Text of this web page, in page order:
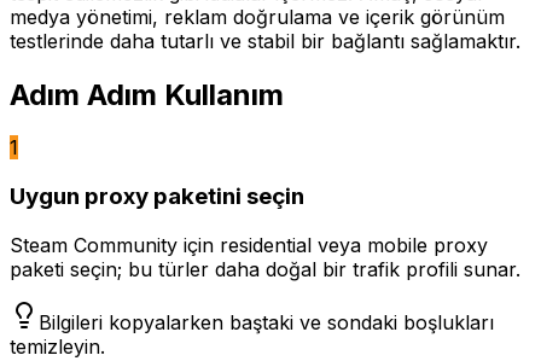
medya yönetimi, reklam doğrulama ve içerik görünüm
testlerinde daha tutarlı ve stabil bir bağlantı sağlamaktır.
Adım Adım Kullanım
1
Uygun proxy paketini seçin
Steam Community için residential veya mobile proxy
paketi seçin; bu türler daha doğal bir trafik profili sunar.
Bilgileri kopyalarken baştaki ve sondaki boşlukları
temizleyin.